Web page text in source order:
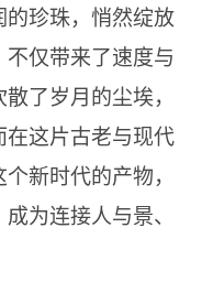
的珍珠，悄然绽放
仅带来了速度与
了岁月的尘埃，
这片古老与现代
新时代的产物，
为连接人与景、